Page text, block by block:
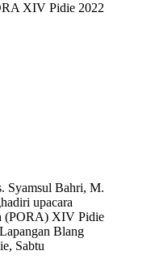
XIV Pidie 2022
Syamsul Bahri, M.
upacara
(PORA) XIV Pidie
Blang
Sabtu